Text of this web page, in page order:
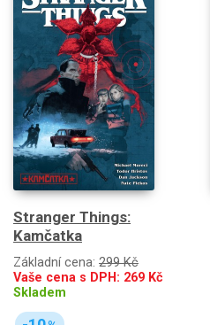
Stranger Things:
Kamčatka
Základní cena: 299 Kč
Vaše cena s DPH: 269 Kč
Skladem